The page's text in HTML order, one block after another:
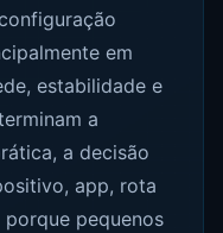
em
estabilidade e
a
a decisão
app, rota
pequenos